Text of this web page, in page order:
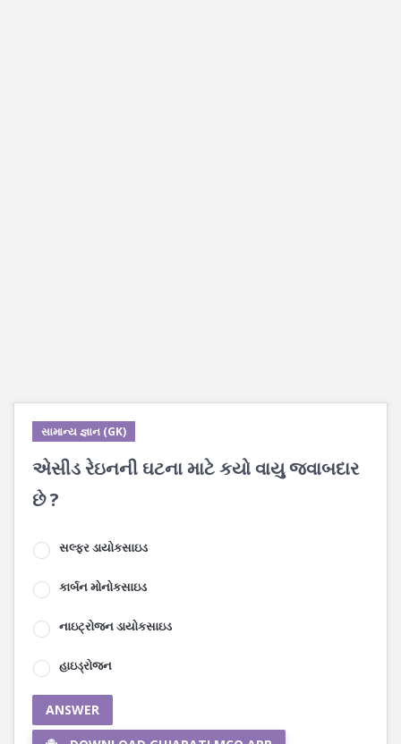
સામાન્ય જ્ઞાન (GK)
એસીડ રેઇનની ઘટના માટે કયો વાયુ જવાબદાર
છે ?
સલ્ફર ડાયોકસાઇડ
કાર્બન મોનોકસાઇડ
નાઇટ્રોજન ડાયોકસાઇડ
હાઇડ્રોજન
ANSWER